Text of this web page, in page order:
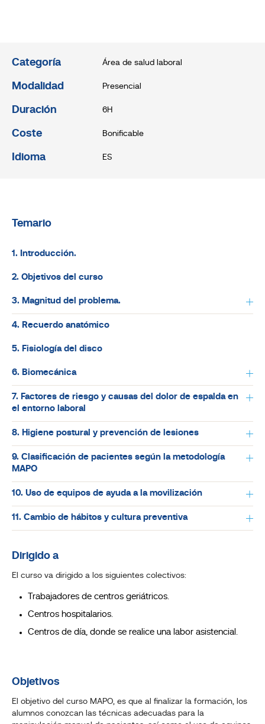
Categoría Área de salud laboral
Modalidad Presencial
Duración 6H
Coste Bonificable
Idioma ES
Temario
1. Introducción.
2. Objetivos del curso
3. Magnitud del problema.
4. Recuerdo anatómico
5. Fisiología del disco
6. Biomecánica
7. Factores de riesgo y causas del dolor de espalda en
el entorno laboral
8. Higiene postural y prevención de lesiones
9. Clasificación de pacientes según la metodología
MAPO
10. Uso de equipos de ayuda a la movilización
11. Cambio de hábitos y cultura preventiva
Dirigido a
El curso va dirigido a los siguientes colectivos:
Trabajadores de centros geriátricos.
Centros hospitalarios.
Centros de día, donde se realice una labor asistencial.
Objetivos
El objetivo del curso MAPO, es que al finalizar la formación, los
alumnos conozcan las técnicas adecuadas para la